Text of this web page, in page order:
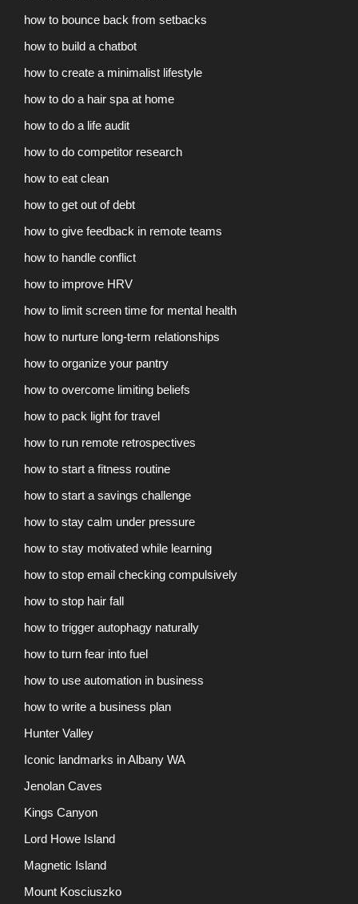
how to bounce back from setbacks
how to build a chatbot
how to create a minimalist lifestyle
how to do a hair spa at home
how to do a life audit
how to do competitor research
how to eat clean
how to get out of debt
how to give feedback in remote teams
how to handle conflict
how to improve HRV
how to limit screen time for mental health
how to nurture long-term relationships
how to organize your pantry
how to overcome limiting beliefs
how to pack light for travel
how to run remote retrospectives
how to start a fitness routine
how to start a savings challenge
how to stay calm under pressure
how to stay motivated while learning
how to stop email checking compulsively
how to stop hair fall
how to trigger autophagy naturally
how to turn fear into fuel
how to use automation in business
how to write a business plan
Hunter Valley
Iconic landmarks in Albany WA
Jenolan Caves
Kings Canyon
Lord Howe Island
Magnetic Island
Mount Kosciuszko